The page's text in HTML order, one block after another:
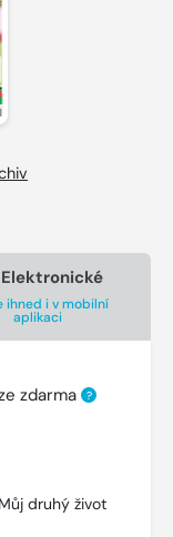
Elektronické
ihned i v mobilní
aplikaci
zdarma ?
druhý život